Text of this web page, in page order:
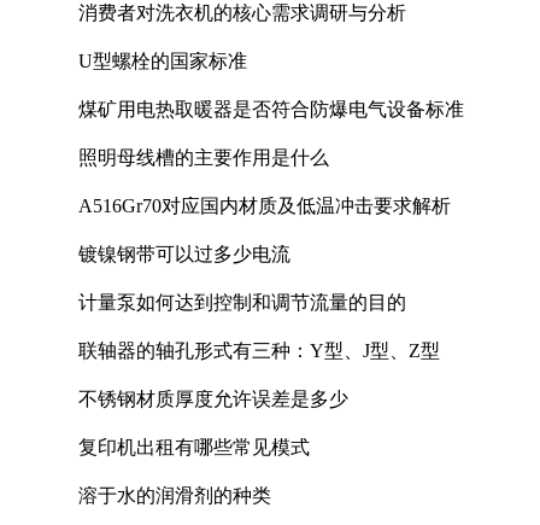
消费者对洗衣机的核心需求调研与分析
U型螺栓的国家标准
煤矿用电热取暖器是否符合防爆电气设备标准
照明母线槽的主要作用是什么
A516Gr70对应国内材质及低温冲击要求解析
镀镍钢带可以过多少电流
计量泵如何达到控制和调节流量的目的
联轴器的轴孔形式有三种：Y型、J型、Z型
不锈钢材质厚度允许误差是多少
复印机出租有哪些常见模式
溶于水的润滑剂的种类